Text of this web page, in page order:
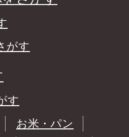
がす
す
お米・パン